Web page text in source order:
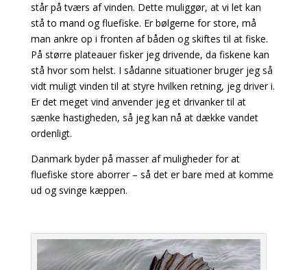
står på tværs af vinden. Dette muliggør, at vi let kan
stå to mand og fluefiske. Er bølgerne for store, må
man ankre op i fronten af båden og skiftes til at fiske.
På større plateauer fisker jeg drivende, da fiskene kan
stå hvor som helst. I sådanne situationer bruger jeg så
vidt muligt vinden til at styre hvilken retning, jeg driver i.
Er det meget vind anvender jeg et drivanker til at
sænke hastigheden, så jeg kan nå at dække vandet
ordenligt.
Danmark byder på masser af muligheder for at
fluefiske store aborrer – så det er bare med at komme
ud og svinge kæppen.